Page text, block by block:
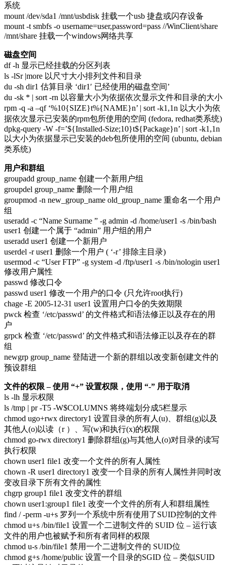
系统
mount /dev/sda1 /mnt/usbdisk 挂载一个usb 捷盘或闪存设备
mount -t smbfs -o username=user,password=pass //WinClient/share
/mnt/share 挂载一个windows网络共享
磁盘空间
df -h 显示已经挂载的分区列表
ls -lSr |more 以尺寸大小排列文件和目录
du -sh dir1 估算目录 ‘dir1′ 已经使用的磁盘空间’
du -sk * | sort -rn 以容量大小为依据依次显示文件和目录的大小
rpm -q -a –qf ‘%10{SIZE}t%{NAME}n’ | sort -k1,1n 以大小为依
据依次显示已安装的rpm包所使用的空间 (fedora, redhat类系统)
dpkg-query -W -f=’${Installed-Size;10}t${Package}n’ | sort -k1,1n
以大小为依据显示已安装的deb包所使用的空间 (ubuntu, debian
类系统)
用户和群组
groupadd group_name 创建一个新用户组
groupdel group_name 删除一个用户组
groupmod -n new_group_name old_group_name 重命名一个用户
组
useradd -c “Name Surname ” -g admin -d /home/user1 -s /bin/bash
user1 创建一个属于 “admin” 用户组的用户
useradd user1 创建一个新用户
userdel -r user1 删除一个用户 ( ‘-r’ 排除主目录)
usermod -c “User FTP” -g system -d /ftp/user1 -s /bin/nologin user1
修改用户属性
passwd 修改口令
passwd user1 修改一个用户的口令 (只允许root执行)
chage -E 2005-12-31 user1 设置用户口令的失效期限
pwck 检查 ‘/etc/passwd’ 的文件格式和语法修正以及存在的用
户
grpck 检查 ‘/etc/passwd’ 的文件格式和语法修正以及存在的群
组
newgrp group_name 登陆进一个新的群组以改变新创建文件的
预设群组
文件的权限 – 使用 “+” 设置权限，使用 “-” 用于取消
ls -lh 显示权限
ls /tmp | pr -T5 -W$COLUMNS 将终端划分成5栏显示
chmod ugo+rwx directory1 设置目录的所有人(u)、群组(g)以及
其他人(o)以读（r ）、写(w)和执行(x)的权限
chmod go-rwx directory1 删除群组(g)与其他人(o)对目录的读写
执行权限
chown user1 file1 改变一个文件的所有人属性
chown -R user1 directory1 改变一个目录的所有人属性并同时改
变改目录下所有文件的属性
chgrp group1 file1 改变文件的群组
chown user1:group1 file1 改变一个文件的所有人和群组属性
find / -perm -u+s 罗列一个系统中所有使用了SUID控制的文件
chmod u+s /bin/file1 设置一个二进制文件的 SUID 位 – 运行该
文件的用户也被赋予和所有者同样的权限
chmod u-s /bin/file1 禁用一个二进制文件的 SUID位
chmod g+s /home/public 设置一个目录的SGID 位 – 类似SUID